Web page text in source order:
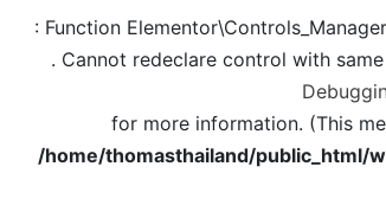
: Function
. Cannot redeclare control with
for more information. (This
/home/thomasthailand/public_html/